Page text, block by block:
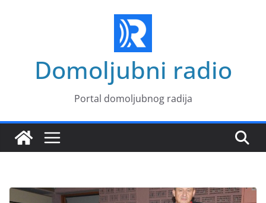
Domoljubni radio
Portal domoljubnog radija